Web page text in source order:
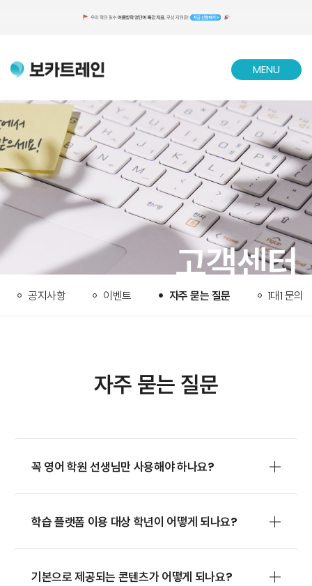
MENU
고객센터
공지사항 이벤트 자주 묻는 질문 1대1 문의
자주 묻는 질문
꼭 영어 학원 선생님만 사용해야 하나요?
학습 플랫폼 이용 대상 학년이 어떻게 되나요?
기본으로 제공되는 콘텐츠가 어떻게 되나요?